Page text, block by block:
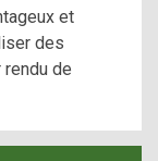
et
des
de